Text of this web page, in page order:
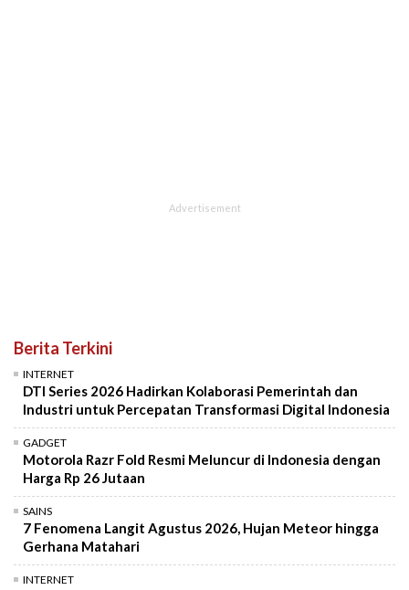
Berita Terkini
INTERNET
DTI Series 2026 Hadirkan Kolaborasi Pemerintah dan
Industri untuk Percepatan Transformasi Digital Indonesia
GADGET
Motorola Razr Fold Resmi Meluncur di Indonesia dengan
Harga Rp 26 Jutaan
SAINS
7 Fenomena Langit Agustus 2026, Hujan Meteor hingga
Gerhana Matahari
INTERNET